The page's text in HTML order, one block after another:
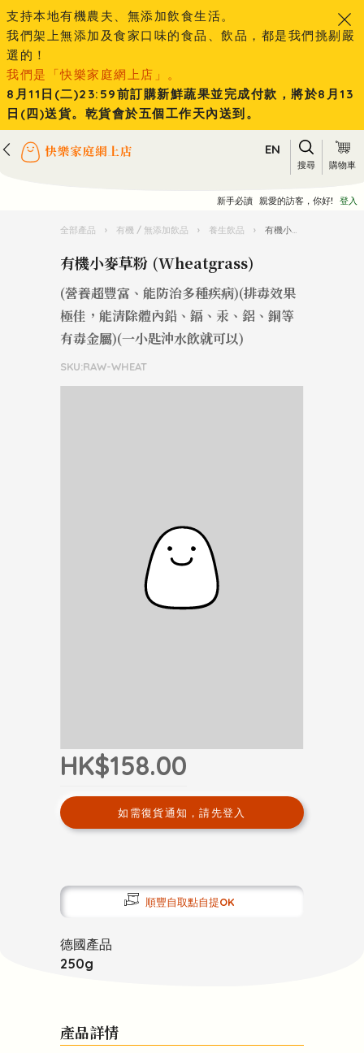
支持本地有機農夫、無添加飲食生活。
我們架上無添加及食家口味的食品、飲品，都是我們挑剔嚴
選的！
我們是「快樂家庭網上店」。
8月11日(二)23:59前訂購新鮮蔬果並完成付款，將於8月13
日(四)送貨。乾貨會於五個工作天內送到。
EN
搜尋 購物車
新手必讀 親愛的訪客，你好! 登入
全部產品 › 有機 / 無添加飲品 › 養生飲品 › 有機小麥草粉 (Wheatgrass)
有機小麥草粉 (Wheatgrass)
(營養超豐富、能防治多種疾病)(排毒效果
極佳，能清除體內鉛、鎘、汞、鋁、銅等
有毒金屬)(一小匙沖水飲就可以)
SKU:RAW-WHEAT
HK$158.00
如需復貨通知，請先登入
順豐自取點自提OK
德國產品
250g
產品詳情